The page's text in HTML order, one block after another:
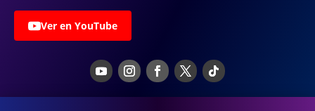
Ver en YouTube